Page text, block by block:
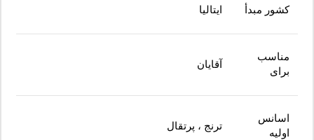
کشور مبدأ ایتالیا
مناسب
برای
آقایان
اسانس
اولیه
ترنج ، پرتقال